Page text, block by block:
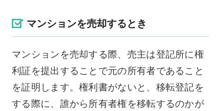
マンションを売却するとき
マンションを売却する際、売主は登記所に権
利証を提出することで元の所有者であること
を証明します。権利書がないと、移転登記を
する際に、誰から所有者権を移転するのかが